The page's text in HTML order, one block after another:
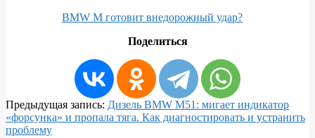
BMW M готовит внедорожный удар?
Поделиться
2026-
02-
24
Предыдущая запись: Дизель BMW M51: мигает индикатор
«форсунка» и пропала тяга. Как диагностировать и устранить
проблему